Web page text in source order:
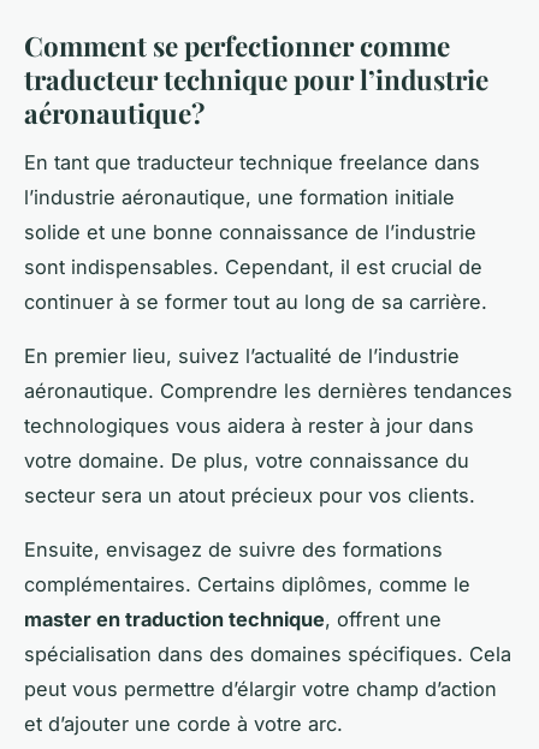
Comment se perfectionner comme
traducteur technique pour l’industrie
aéronautique?
En tant que traducteur technique freelance dans
l’industrie aéronautique, une formation initiale
solide et une bonne connaissance de l’industrie
sont indispensables. Cependant, il est crucial de
continuer à se former tout au long de sa carrière.
En premier lieu, suivez l’actualité de l’industrie
aéronautique. Comprendre les dernières tendances
technologiques vous aidera à rester à jour dans
votre domaine. De plus, votre connaissance du
secteur sera un atout précieux pour vos clients.
Ensuite, envisagez de suivre des formations
complémentaires. Certains diplômes, comme le
master en traduction technique, offrent une
spécialisation dans des domaines spécifiques. Cela
peut vous permettre d’élargir votre champ d’action
et d’ajouter une corde à votre arc.